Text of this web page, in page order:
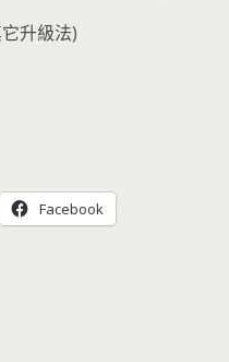
升級法)
Facebook